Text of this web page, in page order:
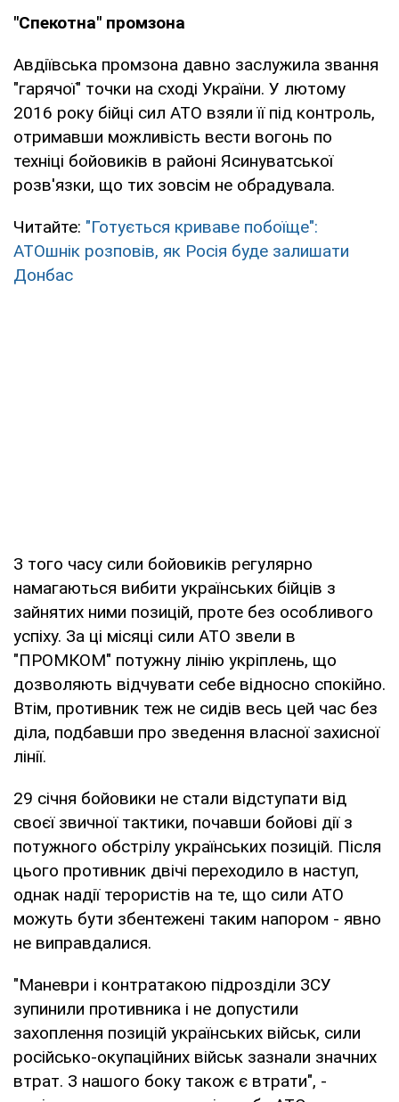
"Спекотна" промзона
Авдіївська промзона давно заслужила звання
"гарячої" точки на сході України. У лютому
2016 року бійці сил АТО взяли її під контроль,
отримавши можливість вести вогонь по
техніці бойовиків в районі Ясинуватської
розв'язки, що тих зовсім не обрадувала.
Читайте: "Готується криваве побоїще":
АТОшнік розповів, як Росія буде залишати
Донбас
З того часу сили бойовиків регулярно
намагаються вибити українських бійців з
зайнятих ними позицій, проте без особливого
успіху. За ці місяці сили АТО звели в
"ПРОМКОМ" потужну лінію укріплень, що
дозволяють відчувати себе відносно спокійно.
Втім, противник теж не сидів весь цей час без
діла, подбавши про зведення власної захисної
лінії.
29 січня бойовики не стали відступати від
своєї звичної тактики, почавши бойові дії з
потужного обстрілу українських позицій. Після
цього противник двічі переходило в наступ,
однак надії терористів на те, що сили АТО
можуть бути збентежені таким напором - явно
не виправдалися.
"Маневри і контратакою підрозділи ЗСУ
зупинили противника і не допустили
захоплення позицій українських військ, сили
російсько-окупаційних військ зазнали значних
втрат. З нашого боку також є втрати", -